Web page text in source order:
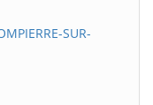
SUR-